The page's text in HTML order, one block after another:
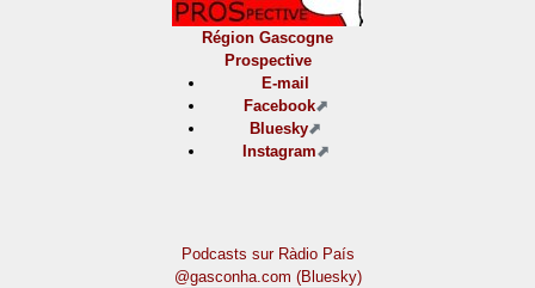
Région Gascogne
Prospective
E-mail
Facebook
Bluesky
Instagram
Podcasts sur Ràdio País
@gasconha.com (Bluesky)